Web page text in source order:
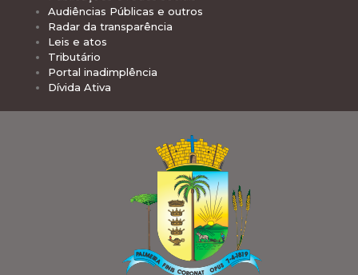
Audiências Públicas e outros
Radar da transparência
Leis e atos
Tributário
Portal inadimplência
Dívida Ativa